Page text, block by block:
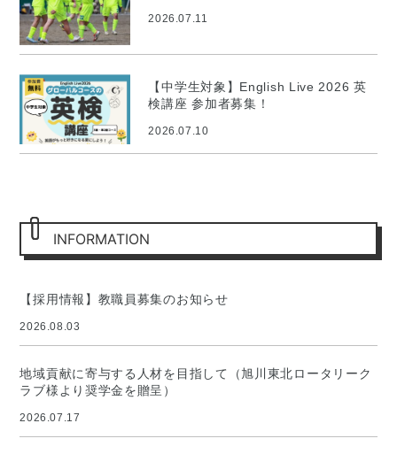
2026.07.11
【中学生対象】English Live 2026 英
検講座 参加者募集！
2026.07.10
INFORMATION
【採用情報】教職員募集のお知らせ
2026.08.03
地域貢献に寄与する人材を目指して（旭川東北ロータリーク
ラブ様より奨学金を贈呈）
2026.07.17